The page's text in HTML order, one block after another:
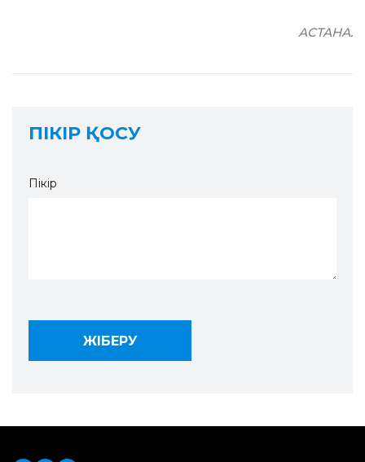
АСТАНА.
ПІКІР ҚОСУ
Пікір